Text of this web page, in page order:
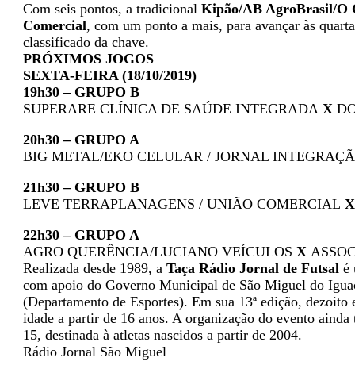
Com seis pontos, a tradicional Kipão/AB AgroBrasil/O
Comercial, com um ponto a mais, para avançar às
classificado da chave.
PRÓXIMOS JOGOS
SEXTA-FEIRA (18/10/2019)
19h30 – GRUPO B
SUPERARE CLÍNICA DE SAÚDE INTEGRADA X
20h30 – GRUPO A
BIG METAL/EKO CELULAR / JORNAL
21h30 – GRUPO B
LEVE TERRAPLANAGENS / UNIÃO COMERCIAL X
22h30 – GRUPO A
AGRO QUERÊNCIA/LUCIANO VEÍCULOS X
Realizada desde 1989, a Taça Rádio Jornal de Futsal é
com apoio do Governo Municipal de São Miguel do
(Departamento de Esportes). Em sua 13ª edição,
idade a partir de 16 anos. A organização do evento
15, destinada à atletas nascidos a partir de 2004.
Rádio Jornal São Miguel